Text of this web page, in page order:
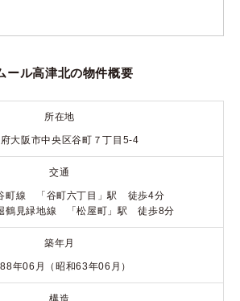
ール高津北の物件概要
所在地
大阪市中央区谷町７丁目5-4
交通
町線 「谷町六丁目」駅 徒歩4分
鶴見緑地線 「松屋町」駅 徒歩8分
築年月
年06月（昭和63年06月）